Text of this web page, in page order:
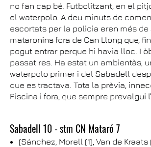
no fan cap bé. Futbolitzant, en el
el waterpolo. A deu minuts de
escortats per la policia eren més de
mataronins fora de Can Llong que,
pogut entrar perque hi havia lloc. I
passat res. Ha estat un ambientàs,
waterpolo primer i del Sabadell
que es tractava. Tota la prèvia,
Piscina i fora, que sempre prevalgui
Sabadell 10 - stm CN Mataró 7
(Sánchez, Morell (1), Van de Kraats